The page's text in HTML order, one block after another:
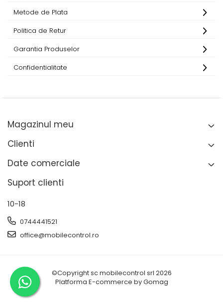
Metode de Plata
Politica de Retur
Garantia Produselor
Confidentialitate
Magazinul meu
Clienti
Date comerciale
Suport clienti
10-18
0744441521
office@mobilecontrol.ro
©Copyright sc mobilecontrol srl 2026
Platforma E-commerce by Gomag